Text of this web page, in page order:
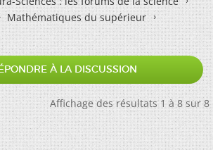
Mathématiques du supérieur
À LA DISCUSSION
Affichage des résultats 1 à 8 sur 8